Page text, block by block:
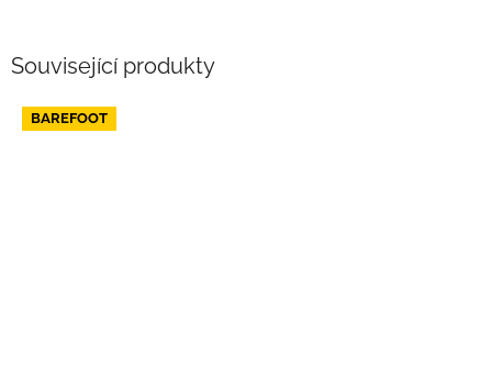
Související produkty
BAREFOOT